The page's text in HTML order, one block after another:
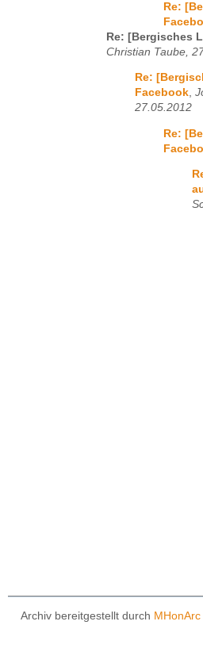
Re:
Re: [Bergisches
Christian Taube,
Re:
Facebook,
27.05.2012
Re:
Archiv bereitgestellt durch